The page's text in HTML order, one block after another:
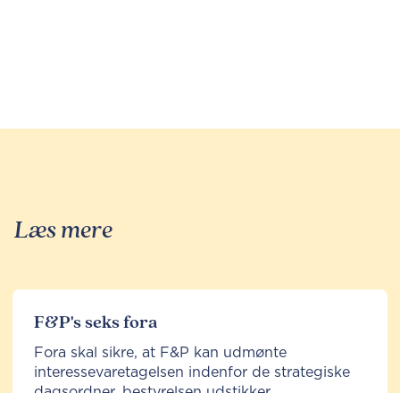
Læs mere
F&P's seks fora
Fora skal sikre, at F&P kan udmønte
interessevaretagelsen indenfor de strategiske